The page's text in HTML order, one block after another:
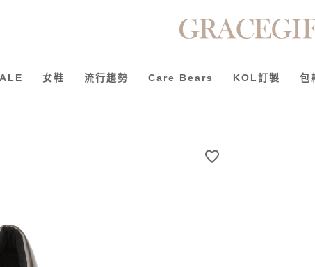
女鞋 流行趨勢 Care Bears KOL訂製 包